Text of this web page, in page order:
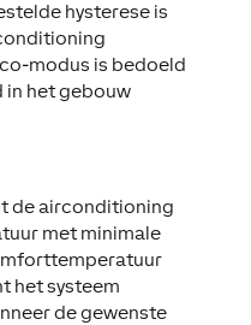
hysterese is
modus is bedoeld
in het gebouw
de airconditioning
met minimale
het systeem
de gewenste